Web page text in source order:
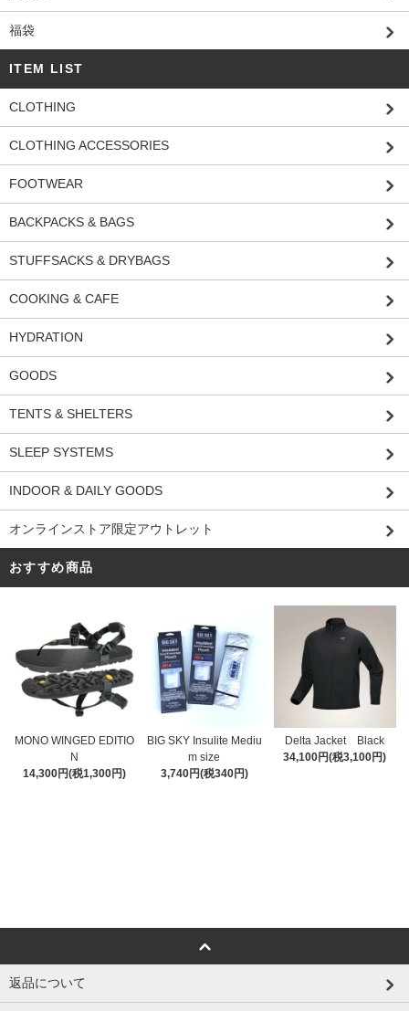
福袋
ITEM LIST
CLOTHING
CLOTHING ACCESSORIES
FOOTWEAR
BACKPACKS & BAGS
STUFFSACKS & DRYBAGS
COOKING & CAFE
HYDRATION
GOODS
TENTS & SHELTERS
SLEEP SYSTEMS
INDOOR & DAILY GOODS
オンラインストア限定アウトレット
おすすめ商品
MONO WINGED EDITIO
N
14,300円(税1,300円)
BIG SKY Insulite Mediu
m size
3,740円(税340円)
Delta Jacket Black
34,100円(税3,100円)
返品について